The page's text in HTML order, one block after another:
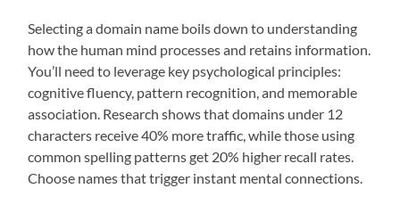
Selecting a domain name boils down to understanding
how the human mind processes and retains information.
You’ll need to leverage key psychological principles:
cognitive fluency, pattern recognition, and memorable
association. Research shows that domains under 12
characters receive 40% more traffic, while those using
common spelling patterns get 20% higher recall rates.
Choose names that trigger instant mental connections.